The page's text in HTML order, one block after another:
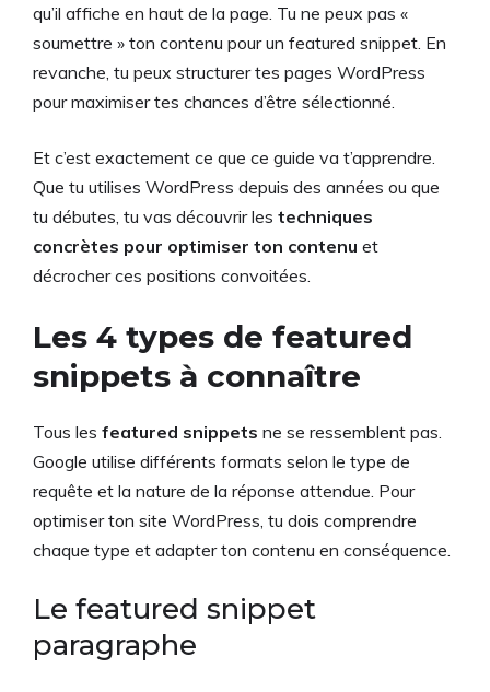
qu’il affiche en haut de la page. Tu ne peux pas «
soumettre » ton contenu pour un featured snippet. En
revanche, tu peux structurer tes pages WordPress
pour maximiser tes chances d’être sélectionné.
Et c’est exactement ce que ce guide va t’apprendre.
Que tu utilises WordPress depuis des années ou que
tu débutes, tu vas découvrir les techniques
concrètes pour optimiser ton contenu et
décrocher ces positions convoitées.
Les 4 types de featured
snippets à connaître
Tous les featured snippets ne se ressemblent pas.
Google utilise différents formats selon le type de
requête et la nature de la réponse attendue. Pour
optimiser ton site WordPress, tu dois comprendre
chaque type et adapter ton contenu en conséquence.
Le featured snippet
paragraphe